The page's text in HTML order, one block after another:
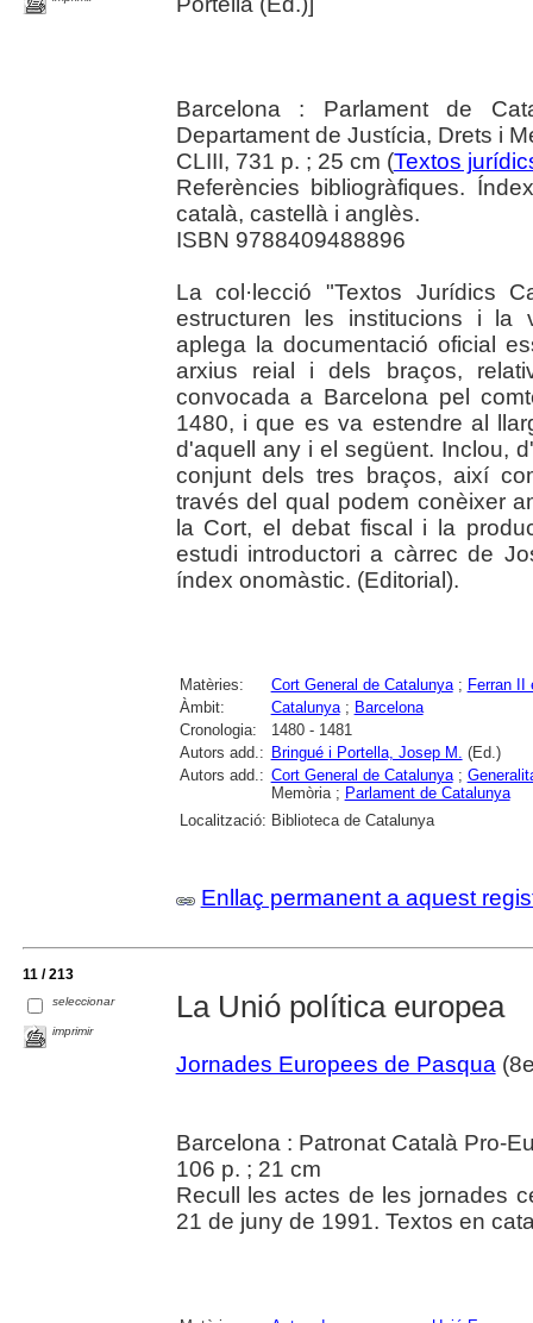
Barcelona : Parlament de
Departament de Justícia, Drets i
CLIII, 731 p. ; 25 cm (Textos
Referències bibliogràfiques.
català, castellà i anglès.
ISBN 9788409488896
La col·lecció "Textos Jurídics
estructuren les institucions i la
aplega la documentació oficial
arxius reial i dels braços,
convocada a Barcelona pel
1480, i que es va estendre al
d'aquell any i el següent. Inclou,
conjunt dels tres braços, així
través del qual podem conèixer
la Cort, el debat fiscal i la
estudi introductori a càrrec de
índex onomàstic. (Editorial).
Matèries: Cort General de Catalunya; Ferran II
Àmbit:
Catalunya; Barcelona
Cronologia:
1480 - 1481
Autors add.: Bringué i Portella, Josep M. (Ed.)
Autors add.: Cort General de Catalunya;
Memòria ; Parlament de Catalunya
Localització: Biblioteca de Catalunya
Enllaç permanent a aquest
11 / 213
seleccionar
imprimir
La Unió política europea
Jornades Europees de Pasqua
Barcelona : Patronat Català Pro-
106 p. ; 21 cm
Recull les actes de les jornades
21 de juny de 1991. Textos en